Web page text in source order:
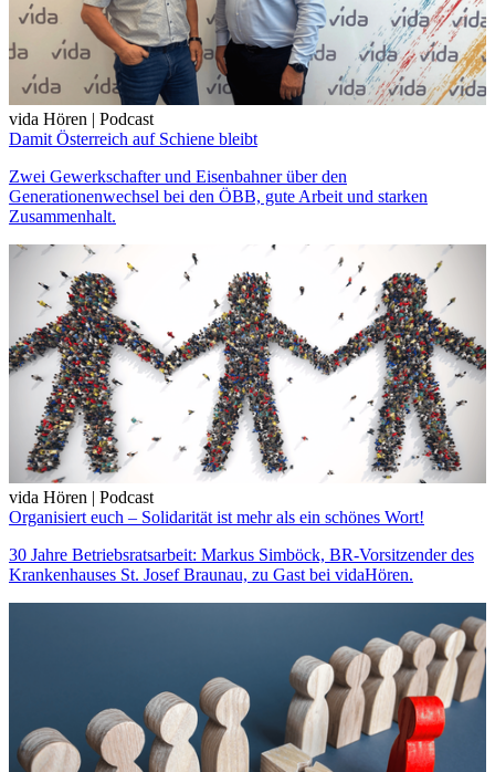
vida Hören | Podcast
Damit Österreich auf Schiene bleibt
Zwei Gewerkschafter und Eisenbahner über den
Generationenwechsel bei den ÖBB, gute Arbeit und starken
Zusammenhalt.
vida Hören | Podcast
Organisiert euch – Solidarität ist mehr als ein schönes Wort!
30 Jahre Betriebsratsarbeit: Markus Simböck, BR-Vorsitzender des
Krankenhauses St. Josef Braunau, zu Gast bei vidaHören.